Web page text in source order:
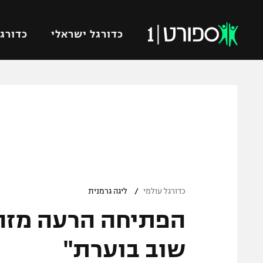
כדורגל ישראלי
ברחבה
"מעל הליגה" – פודקאסט
"מחצית בשכונה" – פודקאסט
מכבי
כדורגל עולמי / ליגה גרמנית
שוב בוערת"